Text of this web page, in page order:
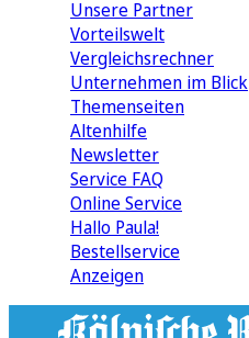
Unsere Partner
Vorteilswelt
Vergleichsrechner
Unternehmen im Blick
Themenseiten
Altenhilfe
Newsletter
Service FAQ
Online Service
Hallo Paula!
Bestellservice
Anzeigen